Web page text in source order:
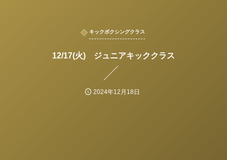
キックボクシングクラス
12/17(火) ジュニアキッククラス
2024年12月18日